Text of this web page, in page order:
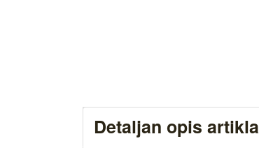
Detaljan opis artikla